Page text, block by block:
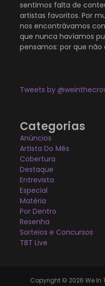
sentimos falta de
artistas favoritos. Por
nos encontrávamos
que nunca havíamos
pensamos: por que
Tweets by
Categorias
Anúncios
Artista Do Mês
Cobertura
Destaque
Entrevista
Especial
Matéria
Por Dentro
Resenha
Sorteios e Concursos
TBT Live
Copyright © 2026 We In